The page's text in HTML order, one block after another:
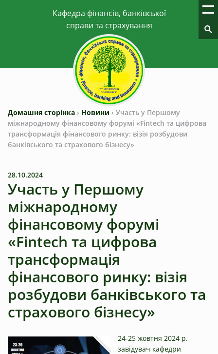
Домашня сторінка › Новини › Участь у Першому
міжнародному фінансовому форумі «Fintech та цифрова
трансформація фінансового ринку: візія розбудови
банківського та страхового бізнесу»
28.10.2024
Участь у Першому
міжнародному
фінансовому форумі
«Fintech та цифрова
трансформація
фінансового ринку: візія
розбудови банківського та
страхового бізнесу»
24-25 жовтня 2024 р.
завідувач кафедри